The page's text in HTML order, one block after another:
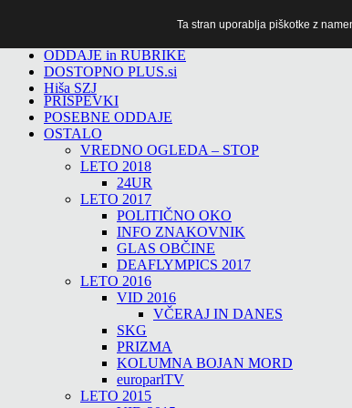
ODDAJE in RUBRIKE
DOSTOPNO PLUS.si
Hiša SZJ
PRISPEVKI
POSEBNE ODDAJE
OSTALO
VREDNO OGLEDA – STOP
LETO 2018
24UR
LETO 2017
POLITIČNO OKO
INFO ZNAKOVNIK
GLAS OBČINE
DEAFLYMPICS 2017
LETO 2016
VID 2016
VČERAJ IN DANES
SKG
PRIZMA
KOLUMNA BOJAN MORD
europarlTV
LETO 2015
Ta stran uporablja piškotke z